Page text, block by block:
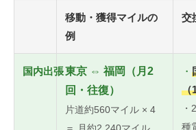
移動・獲得マイルの
例
交
国内出張東京 ⇔ 福岡（月2
回・往復）
片道約560マイル × 4
＝ 月約2,240マイル
・
（
種